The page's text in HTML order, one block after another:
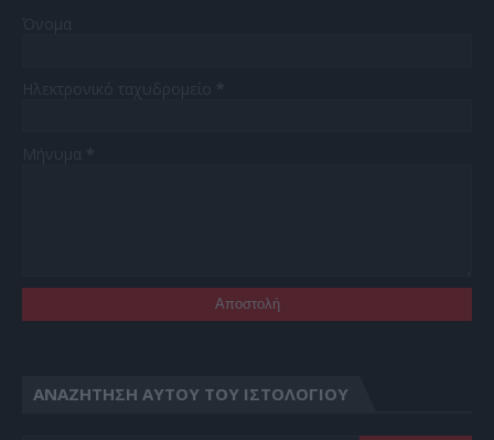
ΑΝΑΖΉΤΗΣΗ ΑΥΤΟΎ ΤΟΥ ΙΣΤΟΛΟΓΊΟΥ